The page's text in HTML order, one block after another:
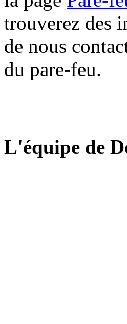
trouverez des
de nous
du pare-feu.
L'équipe de